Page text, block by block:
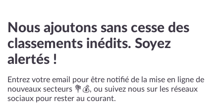
Nous ajoutons sans cesse des
classements inédits. Soyez
alertés !
Entrez votre email pour être notifié de la mise en ligne de
nouveaux secteurs 💐💰, ou suivez nous sur les réseaux
sociaux pour rester au courant.